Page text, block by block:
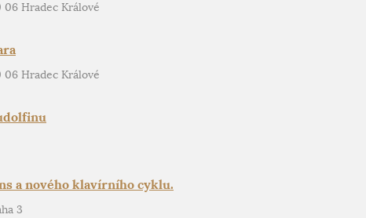
Hradec Králové
Hradec Králové
a nového klavírního cyklu.
3